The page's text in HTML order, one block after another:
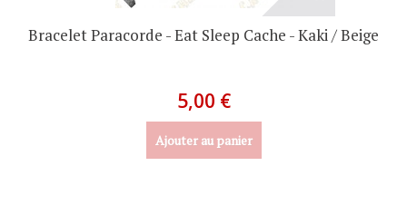
Bracelet Paracorde - Eat Sleep Cache - Kaki / Beige
5,00 €
Ajouter au panier